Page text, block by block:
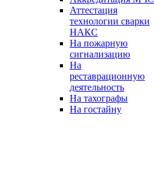
Аттестация
технологии сварки
НАКС
На пожарную
сигнализацию
На
реставрационную
деятельность
На тахографы
На гостайну